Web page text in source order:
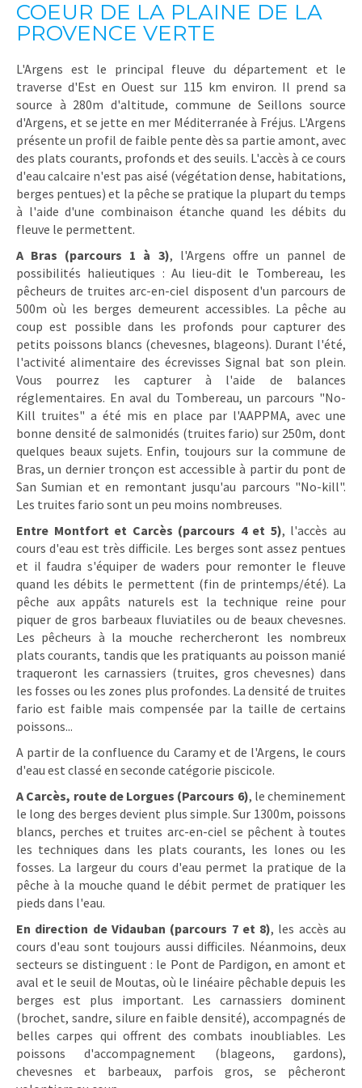
COEUR DE LA PLAINE DE LA
PROVENCE VERTE
L'Argens est le principal fleuve du département et le
traverse d'Est en Ouest sur 115 km environ. Il prend sa
source à 280m d'altitude, commune de Seillons source
d'Argens, et se jette en mer Méditerranée à Fréjus. L'Argens
présente un profil de faible pente dès sa partie amont, avec
des plats courants, profonds et des seuils. L'accès à ce cours
d'eau calcaire n'est pas aisé (végétation dense, habitations,
berges pentues) et la pêche se pratique la plupart du temps
à l'aide d'une combinaison étanche quand les débits du
fleuve le permettent.
A Bras (parcours 1 à 3), l'Argens offre un pannel de
possibilités halieutiques : Au lieu-dit le Tombereau, les
pêcheurs de truites arc-en-ciel disposent d'un parcours de
500m où les berges demeurent accessibles. La pêche au
coup est possible dans les profonds pour capturer des
petits poissons blancs (chevesnes, blageons). Durant l'été,
l'activité alimentaire des écrevisses Signal bat son plein.
Vous pourrez les capturer à l'aide de balances
réglementaires. En aval du Tombereau, un parcours "No-
Kill truites" a été mis en place par l'AAPPMA, avec une
bonne densité de salmonidés (truites fario) sur 250m, dont
quelques beaux sujets. Enfin, toujours sur la commune de
Bras, un dernier tronçon est accessible à partir du pont de
San Sumian et en remontant jusqu'au parcours "No-kill".
Les truites fario sont un peu moins nombreuses.
Entre Montfort et Carcès (parcours 4 et 5), l'accès au
cours d'eau est très difficile. Les berges sont assez pentues
et il faudra s'équiper de waders pour remonter le fleuve
quand les débits le permettent (fin de printemps/été). La
pêche aux appâts naturels est la technique reine pour
piquer de gros barbeaux fluviatiles ou de beaux chevesnes.
Les pêcheurs à la mouche rechercheront les nombreux
plats courants, tandis que les pratiquants au poisson manié
traqueront les carnassiers (truites, gros chevesnes) dans
les fosses ou les zones plus profondes. La densité de truites
fario est faible mais compensée par la taille de certains
poissons...
A partir de la confluence du Caramy et de l'Argens, le cours
d'eau est classé en seconde catégorie piscicole.
A Carcès, route de Lorgues (Parcours 6), le cheminement
le long des berges devient plus simple. Sur 1300m, poissons
blancs, perches et truites arc-en-ciel se pêchent à toutes
les techniques dans les plats courants, les lones ou les
fosses. La largeur du cours d'eau permet la pratique de la
pêche à la mouche quand le débit permet de pratiquer les
pieds dans l'eau.
En direction de Vidauban (parcours 7 et 8), les accès au
cours d'eau sont toujours aussi difficiles. Néanmoins, deux
secteurs se distinguent : le Pont de Pardigon, en amont et
aval et le seuil de Moutas, où le linéaire pêchable depuis les
berges est plus important. Les carnassiers dominent
(brochet, sandre, silure en faible densité), accompagnés de
belles carpes qui offrent des combats inoubliables. Les
poissons d'accompagnement (blageons, gardons),
chevesnes et barbeaux, parfois gros, se pêcheront